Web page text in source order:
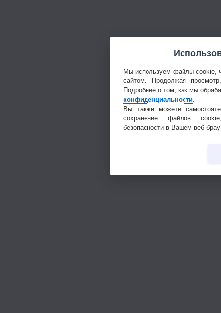
Мы используем файлы cookie,
сайтом. Продолжая
Подробнее о том, как мы
конфиденциальности.
Вы также можете
сохранение файлов
безопасности в Вашем веб-